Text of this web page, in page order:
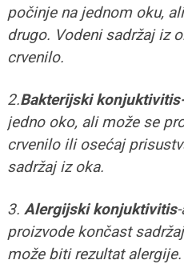
počinje na jednom oku,
drugo. Vodeni sadržaj iz
crvenilo.
2.Bakterijski
jedno oko, ali može se
crvenilo ili osećaj
sadržaj iz oka.
3. Alergijski konjuktivitis
proizvode končast
može biti rezultat